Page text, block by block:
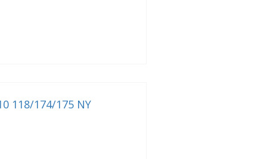
118/174/175 NY